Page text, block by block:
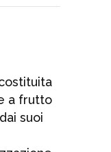
a frutto
suoi